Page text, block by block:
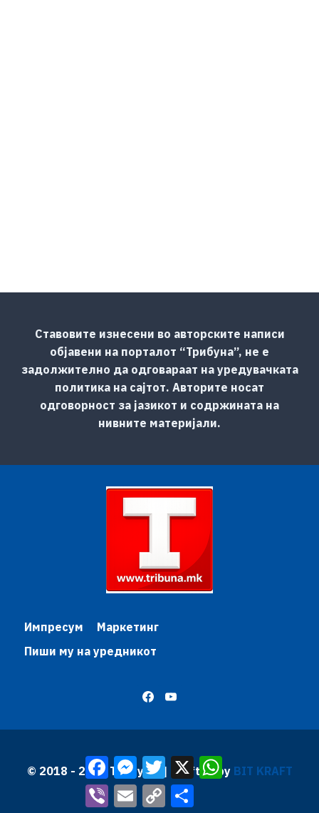
Ставовите изнесени во авторските написи
објавени на порталот “Трибуна”, не е
задолжително да одговараат на уредувачката
политика на сајтот. Авторите носат
одговорност за јазикот и содржината на
нивните материјали.
Импресум
Маркетинг
Пиши му на уредникот
© 2018 - 2026 Трибуна | Krafted by BIT KRAFT
FacebookMessenger
TwitterX
Viber
Email Copy
Link